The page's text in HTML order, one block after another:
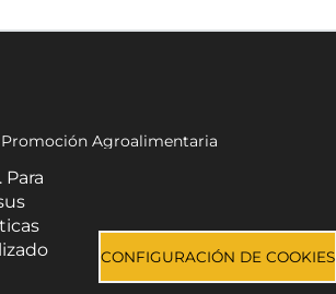
Promoción Agroalimentaria
Rodrigo, 17.
Almería.
-Política de privacidad-Accesibilidad
CONFIGURACIÓN DE COOKIES